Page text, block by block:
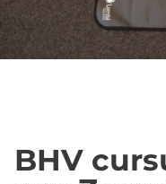
BHV